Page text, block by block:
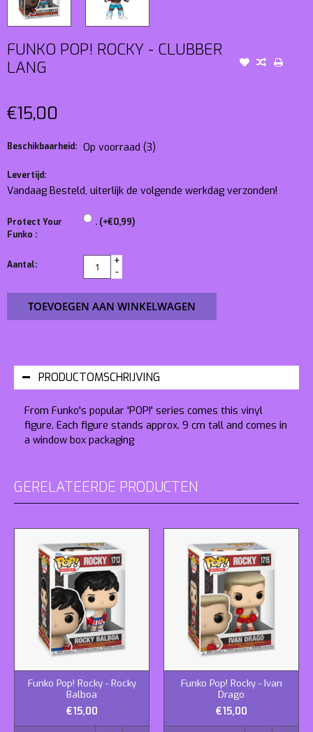
FUNKO POP! ROCKY - CLUBBER
LANG
€15,00
Beschikbaarheid: Op voorraad (3)
Levertijd:
Vandaag Besteld, uiterlijk de volgende werkdag verzonden!
Protect Your
Funko :
. (+€0,99)
Aantal:
+
-
TOEVOEGEN AAN WINKELWAGEN
PRODUCTOMSCHRIJVING
From Funko's popular 'POP!' series comes this vinyl
figure. Each figure stands approx. 9 cm tall and comes in
a window box packaging
GERELATEERDE PRODUCTEN
Funko Pop! Rocky - Rocky
Balboa
€15,00
Funko Pop! Rocky - Ivan
Drago
€15,00